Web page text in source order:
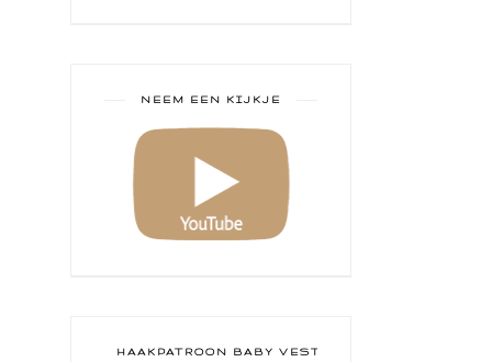
NEEM EEN KIJKJE
HAAKPATROON BABY VESTJE